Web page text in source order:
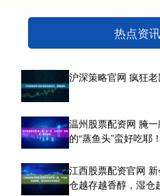
热点资讯
沪深策略官网 疯狂
温州股票配资网 腌
的“蒸鱼头”蛮好吃耶！
江西股票配资官网
仓越存越香醇，湿仓